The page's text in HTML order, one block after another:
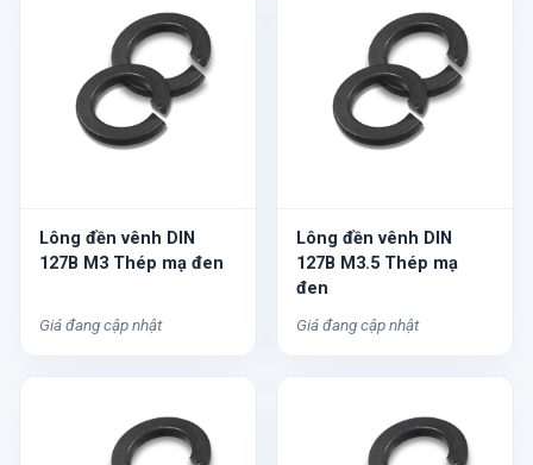
Lông đền vênh DIN
127B M3 Thép mạ đen
Giá đang cập nhật
Lông đền vênh DIN
127B M3.5 Thép mạ
đen
Giá đang cập nhật